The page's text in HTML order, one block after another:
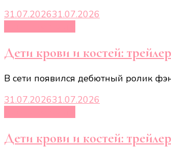
31.07.202631.07.2026
Дети крови и костей:
В сети появился дебютный ролик
31.07.202631.07.2026
Дети крови и костей: